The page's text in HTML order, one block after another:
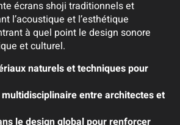
écrans shoji traditionnels et
l’acoustique et l’esthétique
à quel point le design sonore
et culturel.
naturels et techniques pour
entre architectes et
le design global pour renforcer